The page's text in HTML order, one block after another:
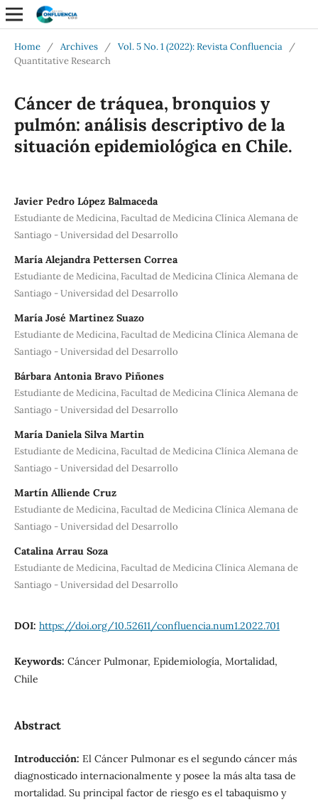
Home / Archives / Vol. 5 No. 1 (2022): Revista Confluencia
/
Quantitative Research
Cáncer de tráquea, bronquios y
pulmón: análisis descriptivo de la
situación epidemiológica en Chile.
Javier Pedro López Balmaceda
Estudiante de Medicina, Facultad de Medicina Clínica Alemana de
Santiago - Universidad del Desarrollo
María Alejandra Pettersen Correa
Estudiante de Medicina, Facultad de Medicina Clínica Alemana de
Santiago - Universidad del Desarrollo
María José Martinez Suazo
Estudiante de Medicina, Facultad de Medicina Clínica Alemana de
Santiago - Universidad del Desarrollo
Bárbara Antonia Bravo Piñones
Estudiante de Medicina, Facultad de Medicina Clínica Alemana de
Santiago - Universidad del Desarrollo
María Daniela Silva Martin
Estudiante de Medicina, Facultad de Medicina Clínica Alemana de
Santiago - Universidad del Desarrollo
Martín Alliende Cruz
Estudiante de Medicina, Facultad de Medicina Clínica Alemana de
Santiago - Universidad del Desarrollo
Catalina Arrau Soza
Estudiante de Medicina, Facultad de Medicina Clínica Alemana de
Santiago - Universidad del Desarrollo
DOI: https://doi.org/10.52611/confluencia.num1.2022.701
Keywords: Cáncer Pulmonar, Epidemiología, Mortalidad,
Chile
Abstract
Introducción: El Cáncer Pulmonar es el segundo cáncer más
diagnosticado internacionalmente y posee la más alta tasa de
mortalidad. Su principal factor de riesgo es el tabaquismo y